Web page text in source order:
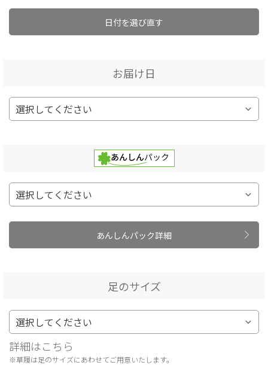
日付を選び直す
お届け日
あんしんパック詳細
足のサイズ
詳細はこちら
※草履は足のサイズにあわせてご用意いたします。